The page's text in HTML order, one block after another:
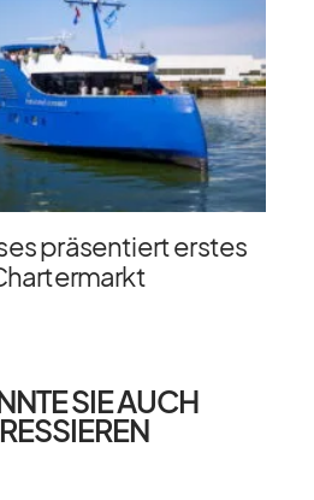
präsentiert erstes
SIE AUCH